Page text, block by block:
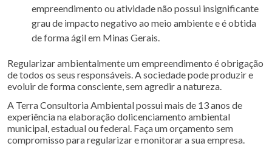
empreendimento ou atividade não possui insignificante
grau de impacto negativo ao meio ambiente e é obtida
de forma ágil em Minas Gerais.
Regularizar ambientalmente um empreendimento é obrigação
de todos os seus responsáveis. A sociedade pode produzir e
evoluir de forma consciente, sem agredir a natureza.
A Terra Consultoria Ambiental possui mais de 13 anos de
experiência na elaboração dolicenciamento ambiental
municipal, estadual ou federal. Faça um orçamento sem
compromisso para regularizar e monitorar a sua empresa.